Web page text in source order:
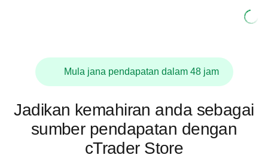
Mula jana pendapatan dalam 48 jam
Jadikan kemahiran anda sebagai
sumber pendapatan dengan
cTrader Store